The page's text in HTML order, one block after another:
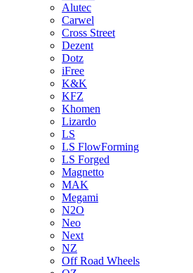
Alutec
Carwel
Cross Street
Dezent
Dotz
iFree
K&K
KFZ
Khomen
Lizardo
LS
LS FlowForming
LS Forged
Magnetto
MAK
Megami
N2O
Neo
Next
NZ
Off Road Wheels